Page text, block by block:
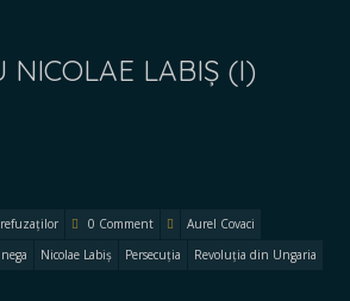
NICOLAE LABIȘ (I)
0 Comment
Aurel Covaci
Nicolae Labiș Persecuția
Revoluția din Ungaria